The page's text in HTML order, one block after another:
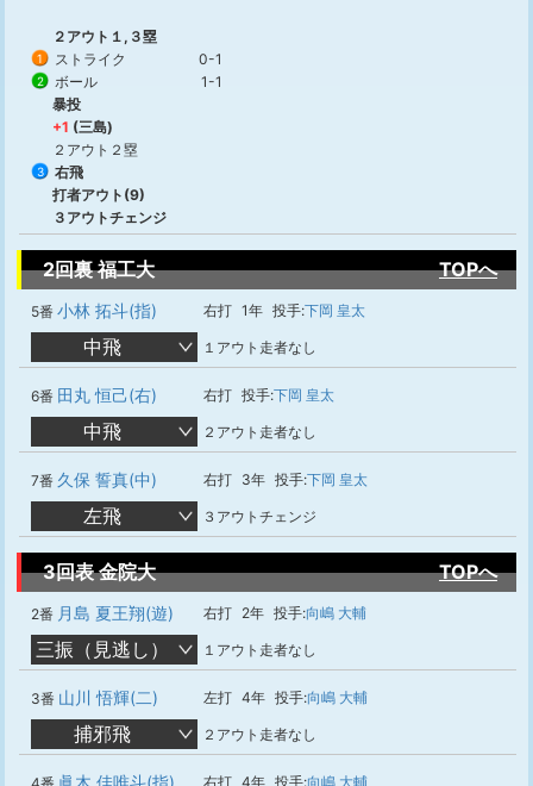
２アウト１,３塁
1 ストライク 0-1
2 ボール
1-1
暴投
+1 (三島)
２アウト２塁
3
右飛
打者アウト(9)
３アウトチェンジ
2回裏 福工大 TOPへ
5番 小林 拓斗(指) 右打 1年 投手:下岡 皇太
中飛 １アウト走者なし
6番 田丸 恒己(右) 右打 投手:下岡 皇太
中飛 ２アウト走者なし
7番 久保 誓真(中) 右打 3年 投手:下岡 皇太
左飛 ３アウトチェンジ
3回表 金院大 TOPへ
2番 月島 夏王翔(遊) 右打 2年 投手:向嶋 大輔
三振（見逃し） １アウト走者なし
3番 山川 悟輝(二) 左打 4年 投手:向嶋 大輔
捕邪飛 ２アウト走者なし
眞木 佳唯斗(指) 右打 4年 投手:向嶋 大輔